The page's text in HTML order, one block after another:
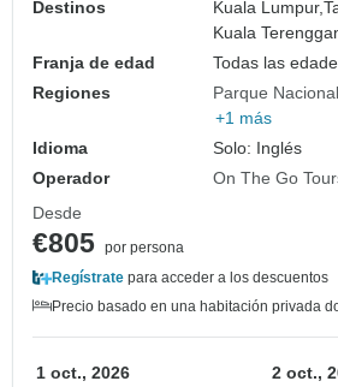
Destinos Kuala Lumpur,
Kuala
Franja de edad
Todas las
Regiones
Parque
+1 más
Idioma
Solo: Inglés
Operador
On The Go
Desde
€805 por persona
Regístrate para acceder a los descuentos
Precio basado en una habitación privada
1 oct., 2026 2 oct.,